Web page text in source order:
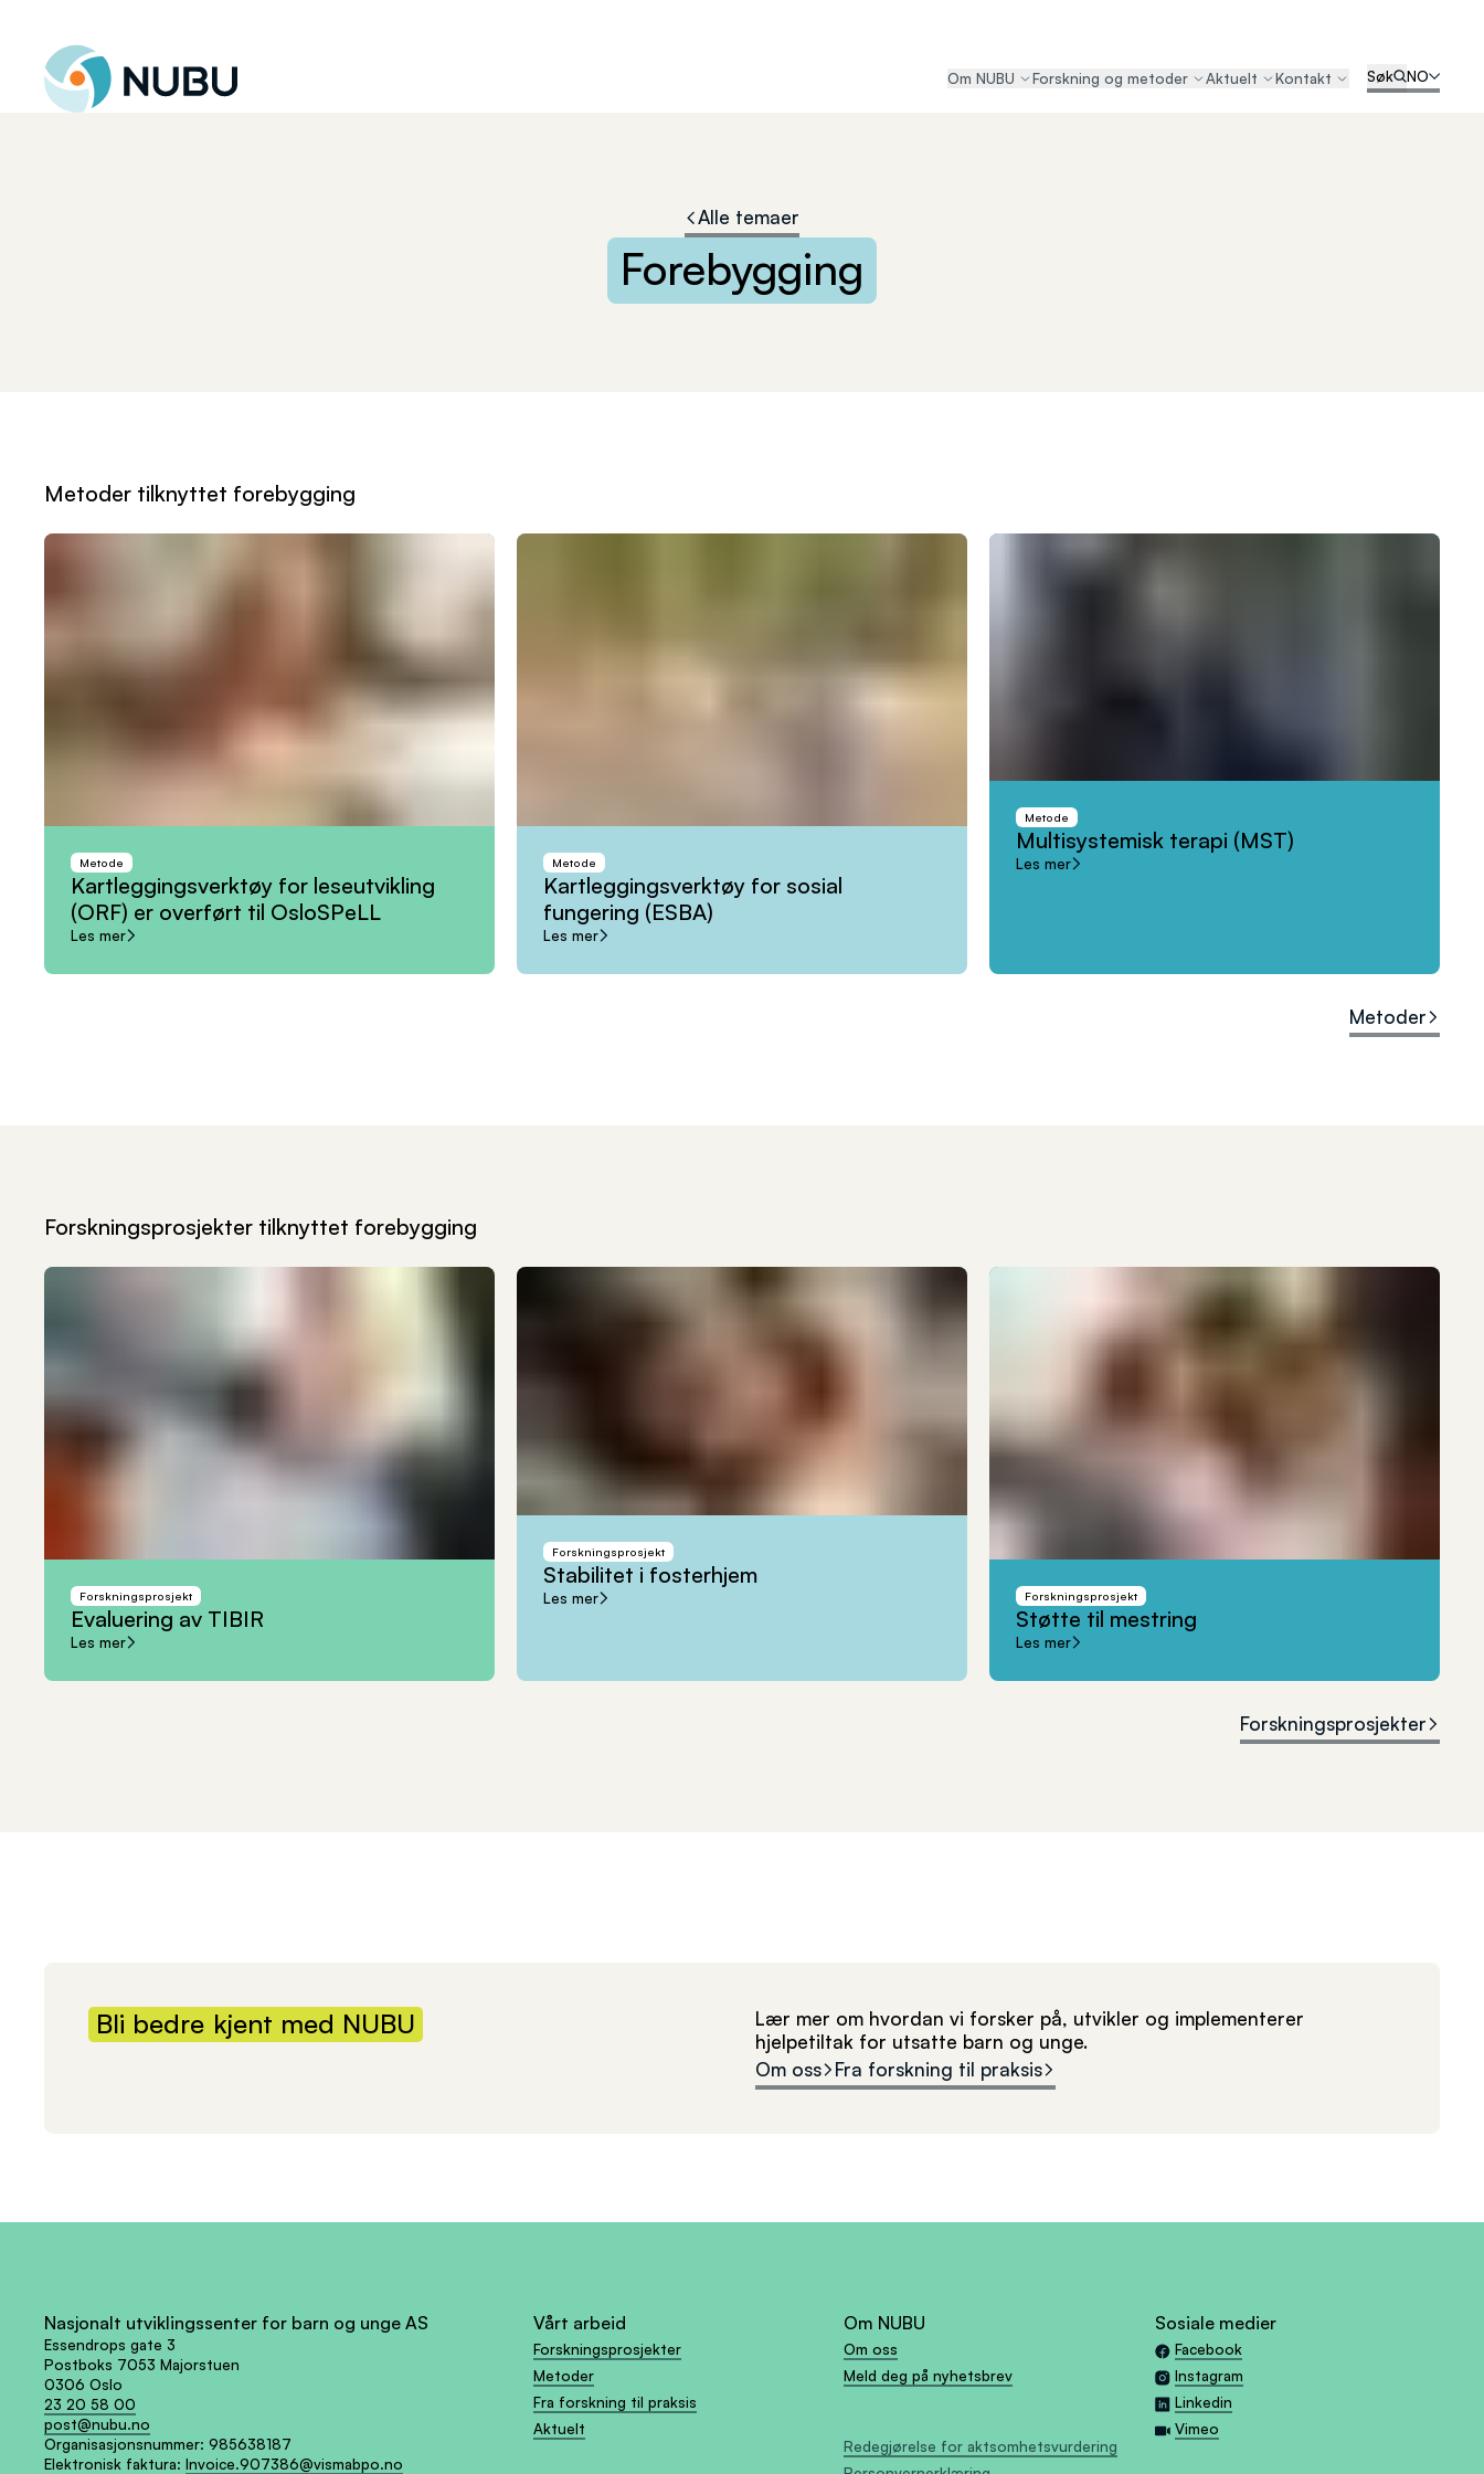
Til forsiden
Om NUBU Forskning og metoder Aktuelt Kontakt Søk NO
Alle temaer
Forebygging
Metoder tilknyttet forebygging
Metode
Kartleggingsverktøy for leseutvikling
(ORF) er overført til OsloSPeLL
Les mer
Metode
Kartleggingsverktøy for sosial
fungering (ESBA)
Les mer
Metode
Multisystemisk terapi (MST)
Les mer
Metoder
Forskningsprosjekter tilknyttet forebygging
Forskningsprosjekt
Evaluering av TIBIR
Les mer
Forskningsprosjekt
Stabilitet i fosterhjem
Les mer Forskningsprosjekt
Støtte til mestring
Les mer
Forskningsprosjekter
Bli bedre kjent med NUBU
Lær mer om hvordan vi forsker på, utvikler og implementerer
hjelpetiltak for utsatte barn og unge.
Om oss
Fra forskning til praksis
Nasjonalt utviklingssenter for barn og unge AS
Essendrops gate 3
Postboks 7053 Majorstuen
0306 Oslo
23 20 58 00
post@nubu.no
Organisasjonsnummer: 985638187
Elektronisk faktura: Invoice.907386@vismabpo.no
Vårt arbeid
Forskningsprosjekter
Metoder
Fra forskning til praksis
Aktuelt
Om NUBU
Om oss
Meld deg på nyhetsbrev
Redegjørelse for aktsomhetsvurdering
Sosiale medier
Facebook
Instagram
Linkedin
Vimeo